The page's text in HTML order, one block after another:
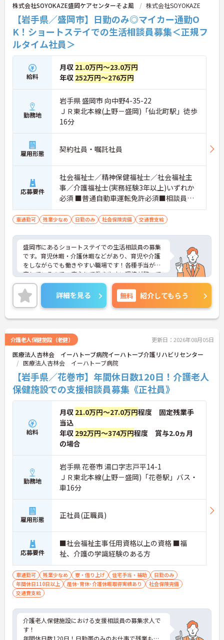
株式会社SOYOKAZE盛岡ケアセンターそよ風 株式会社SOYOKAZE
【岩手県／盛岡市】日勤のみ◎マイカー通勤O
K！ショートステイでの生活相談員募集＜正規フ
ルタイム社員＞
給料
月収 21.0万円～23.0万円
年収 252万円～276万円
勤務地
岩手県 盛岡市 向中野4-35-22
ＪＲ東北本線(上野－盛岡)「仙北町駅」徒歩
16分
雇用形態 契約社員・嘱託社員
応募要件
社会福祉士／精神保健福祉士／社会福祉主
事／介護福祉士(実務経験3年以上)いずれか
必須 ■普通自動車運転免許必須■相談員業
務経験もしくは介護業務経験(年数不問)必須
車通勤可 残業少なめ 日勤のみ 社会保険完備 交通費支給
盛岡市にあるショートステイでの生活相談員の募集
です。育児休暇・介護休暇などがあり、育児や介護
をしながらでも働きやすい職場です！各種手当が充
実しているので、安心して働きやすい環境が整って
います♪ご興味ある方は面接ポイントをお伝えしま
すので、お気軽にご連絡ください。
詳細を見る 無料 紹介してもらう
介護老人保健施設（老健） 更新日：2026年08月05日
医療法人杏林会 イーハトーブ病院イーハトーブ介護リハビリセンター
医療法人杏林会 イーハトーブ病院
【岩手県／花巻市】年間休日数120日！介護老人
保健施設での支援相談員募集《正社員》
給料
月収 21.0万円～27.0万円程度 固定残業手
当込
年収 292万円～374万円程度 賞与2.0ヵ月
の場合
勤務地
岩手県 花巻市 湯口字志戸平14-1
ＪＲ東北本線(上野－盛岡)「花巻駅」バス・
車16分
雇用形態 正社員(正職員)
応募要件
■社会福祉主事任用資格以上の資格 ■福
祉、介護の学識経験のある方
車通勤可 残業少なめ 寮・借り上げ 住宅手当・補助
日勤のみ
年間休日110日以上
産休･育休･介護休暇取得実績あり
社会保険完備
交通費支給
介護老人保健施設における支援相談員の募集求人で
す！